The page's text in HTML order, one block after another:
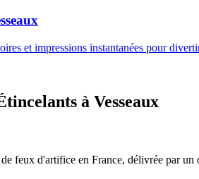
et impressions instantanées pour
à Vesseaux
feux d'artifice en France, délivrée par un